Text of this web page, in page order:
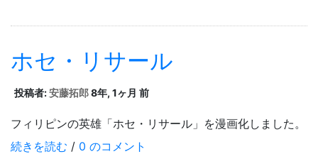
ホセ・リサール
投稿者:安藤拓郎8年, 1ヶ月 前
フィリピンの英雄「ホセ・リサール」を漫画化しました。
続きを読む / 0 のコメント